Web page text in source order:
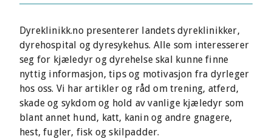
Dyreklinikk.no presenterer landets dyreklinikker,
dyrehospital og dyresykehus. Alle som interesserer
seg for kjæledyr og dyrehelse skal kunne finne
nyttig informasjon, tips og motivasjon fra dyrleger
hos oss. Vi har artikler og råd om trening, atferd,
skade og sykdom og hold av vanlige kjæledyr som
blant annet hund, katt, kanin og andre gnagere,
hest, fugler, fisk og skilpadder.